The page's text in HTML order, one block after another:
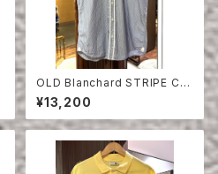
OLD Blanchard STRIPE CO
TTON HALF SLEEVE SHIRT
¥13,200